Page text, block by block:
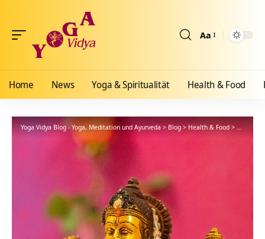
Aa
Home News Yoga & Spiritualität Health & Food
Yoga Vidya Blog - Yoga, Meditation und Ayurveda>Blog>Health & Food>Ayurveda